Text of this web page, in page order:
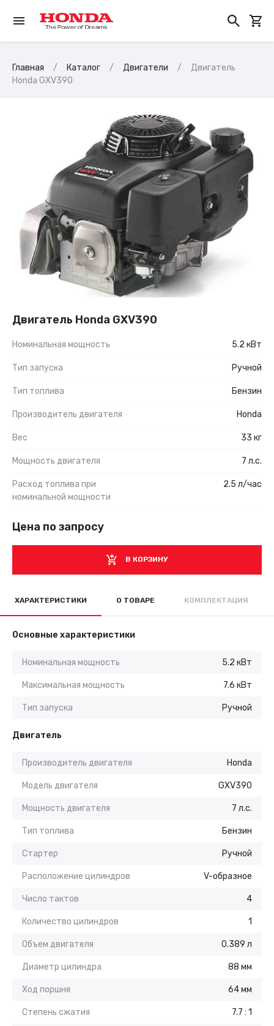
Главная Каталог Двигатели
Двигатель
Honda GXV390
Двигатель Honda GXV390
Номинальная мощность 5.2 кВт
Тип запуска Ручной
Тип топлива Бензин
Производитель двигателя Honda
Вес 33 кг
Мощность двигателя 7 л.с.
Расход топлива при
номинальной мощности
2.5 л/час
Цена по запросу
В КОРЗИНУ
ХАРАКТЕРИСТИКИ О ТОВАРЕ КОМПЛЕКТАЦИЯ
Основные характеристики
Номинальная мощность 5.2 кВт
Максимальная мощность 7.6 кВт
Тип запуска Ручной
Двигатель
Производитель двигателя Honda
Модель двигателя GXV390
Мощность двигателя 7 л.с.
Тип топлива Бензин
Стартер Ручной
Расположение цилиндров V-образное
Число тактов 4
Количество цилиндров 1
Объем двигателя 0.389 л
Диаметр цилиндра 88 мм
Ход поршня 64 мм
Степень сжатия 7.7 : 1